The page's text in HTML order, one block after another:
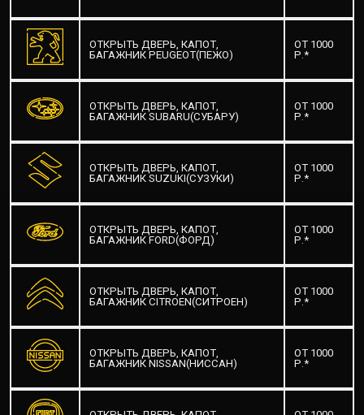
ОТКРЫТЬ ДВЕРЬ, КАПОТ,
БАГАЖНИК PEUGEOT(ПЕЖО)
ОТ 1000
Р.*
ОТКРЫТЬ ДВЕРЬ, КАПОТ,
БАГАЖНИК SUBARU(СУБАРУ)
ОТ 1000
Р.*
ОТКРЫТЬ ДВЕРЬ, КАПОТ,
БАГАЖНИК SUZUKI(СУЗУКИ)
ОТ 1000
Р.*
ОТКРЫТЬ ДВЕРЬ, КАПОТ,
БАГАЖНИК FORD(ФОРД)
ОТ 1000
Р.*
ОТКРЫТЬ ДВЕРЬ, КАПОТ,
БАГАЖНИК CITROEN(СИТРОЕН)
ОТ 1000
Р.*
ОТКРЫТЬ ДВЕРЬ, КАПОТ,
БАГАЖНИК NISSAN(НИССАН)
ОТ 1000
Р.*